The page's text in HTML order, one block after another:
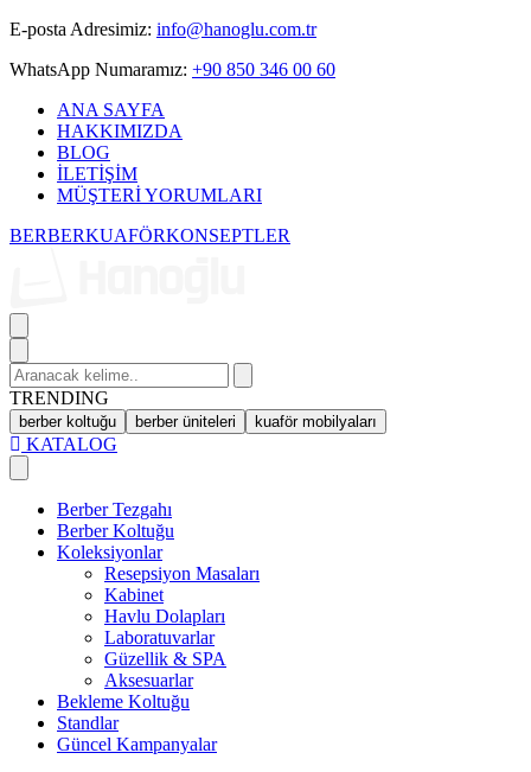
Skip
content
E-posta Adresimiz: info@hanoglu.com.tr
WhatsApp Numaramız: +90 850 346 00 60
ANA SAYFA
HAKKIMIZDA
BLOG
İLETİŞİM
MÜŞTERİ YORUMLARI
BERBERKUAFÖRKONSEPTLER
Search
for:
TRENDING
berber koltuğu berber üniteleri kuaför mobilyaları
KATALOG
Berber Tezgahı
Berber Koltuğu
Koleksiyonlar
Resepsiyon Masaları
Kabinet
Havlu Dolapları
Laboratuvarlar
Güzellik & SPA
Aksesuarlar
Bekleme Koltuğu
Standlar
Güncel Kampanyalar